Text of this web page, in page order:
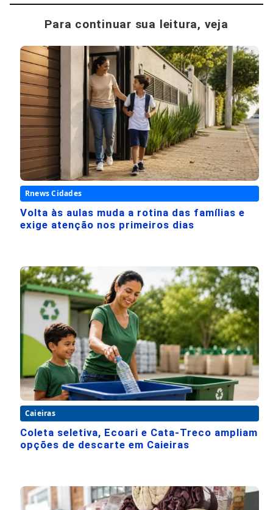
Para continuar sua leitura, veja
Rnews Cidades
Volta às aulas muda a rotina das famílias e
exige atenção nos primeiros dias
Caieiras
Coleta seletiva, Ecoari e Cata-Treco ampliam
opções de descarte em Caieiras